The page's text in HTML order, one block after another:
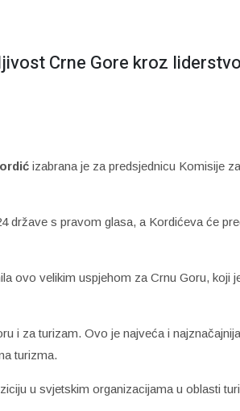
Crne Gore kroz
izabrana je za predsjednicu Komisije
države s pravom glasa, a Kordićeva će
ovo velikim uspjehom za Crnu Goru, koji
i za turizam. Ovo je najveća i
turizma.
u svjetskim organizacijama u oblasti